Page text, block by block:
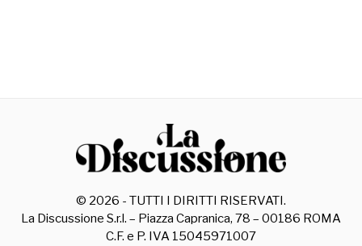
© 2026 - TUTTI I DIRITTI RISERVATI.
La Discussione S.r.l. – Piazza Capranica, 78 – 00186 ROMA
C.F. e P. IVA 15045971007